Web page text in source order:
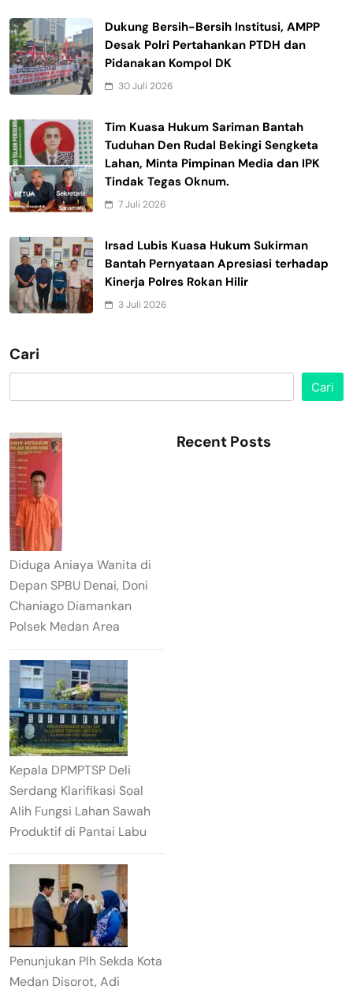
Dukung Bersih-Bersih Institusi, AMPP
Desak Polri Pertahankan PTDH dan
Pidanakan Kompol DK
30 Juli 2026
Tim Kuasa Hukum Sariman Bantah
Tuduhan Den Rudal Bekingi Sengketa
Lahan, Minta Pimpinan Media dan IPK
Tindak Tegas Oknum.
7 Juli 2026
Irsad Lubis Kuasa Hukum Sukirman
Bantah Pernyataan Apresiasi terhadap
Kinerja Polres Rokan Hilir
3 Juli 2026
Cari
Cari
Diduga Aniaya Wanita di
Depan SPBU Denai, Doni
Chaniago Diamankan
Polsek Medan Area
Kepala DPMPTSP Deli
Serdang Klarifikasi Soal
Alih Fungsi Lahan Sawah
Produktif di Pantai Labu
Penunjukan Plh Sekda Kota
Medan Disorot, Adi
Recent Posts